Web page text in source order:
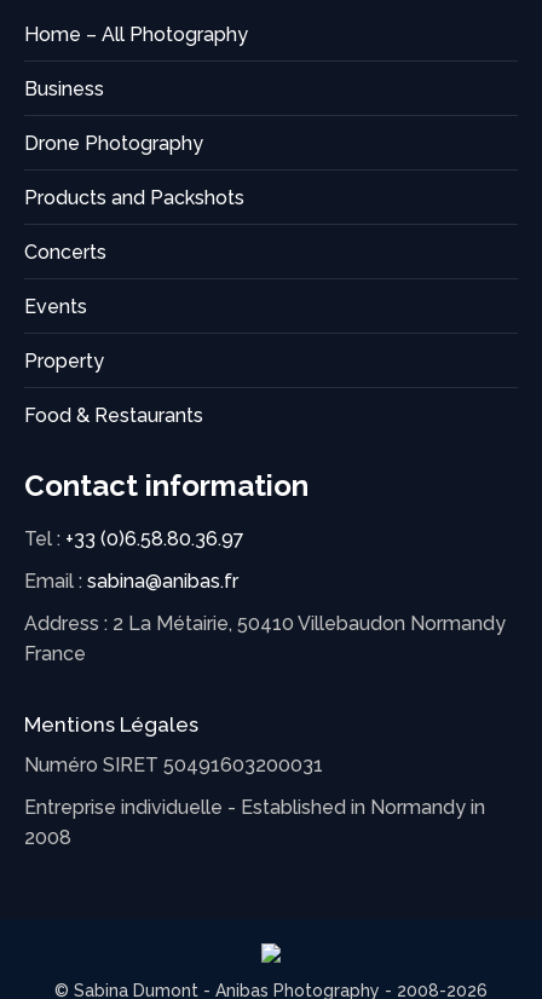
Home – All Photography
Business
Drone Photography
Products and Packshots
Concerts
Events
Property
Food & Restaurants
Contact information
Tel : +33 (0)6.58.80.36.97
Email : sabina@anibas.fr
Address : 2 La Métairie, 50410 Villebaudon Normandy
France
Mentions Légales
Numéro SIRET 50491603200031
Entreprise individuelle - Established in Normandy in
2008
© Sabina Dumont - Anibas Photography - 2008-2026